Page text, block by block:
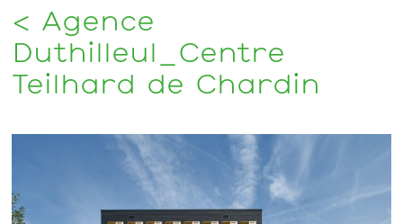
Agence
Duthilleul_Centre
Teilhard de Chardin